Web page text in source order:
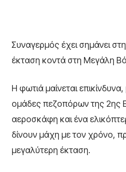
Συναγερμός έχει σημάνει
έκταση κοντά στη Μεγάλη
Η φωτιά μαίνεται
ομάδες πεζοπόρων της 2ης
αεροσκάφη και ένα
δίνουν μάχη με τον χρόνο,
μεγαλύτερη έκταση.